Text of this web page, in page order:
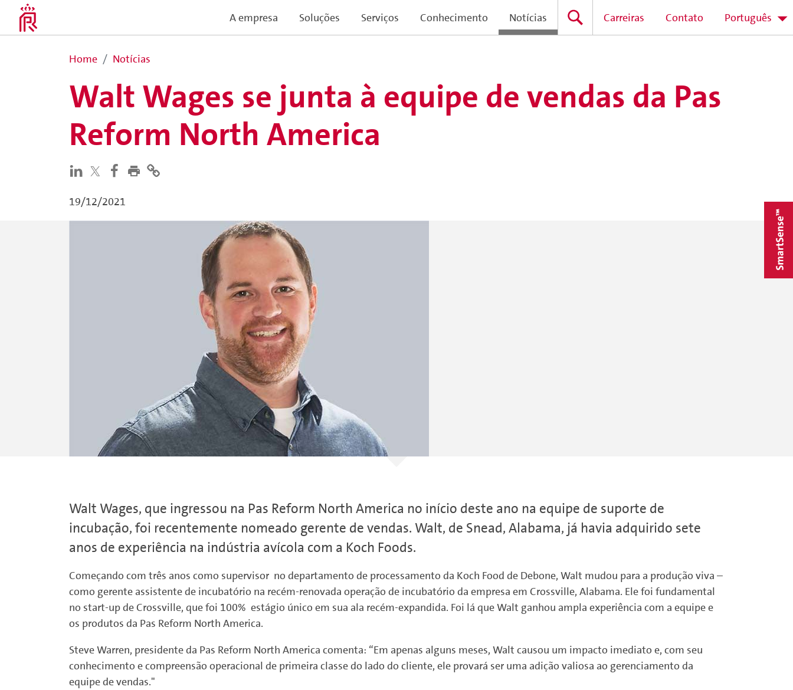
A empresa Soluções Serviços Conhecimento Notícias Carreiras Contato Português
Home Notícias
Walt Wages se junta à equipe de vendas da Pas
Reform North America
19/12/2021
Walt Wages, que ingressou na Pas Reform North America no início deste ano na equipe de suporte de
incubação, foi recentemente nomeado gerente de vendas. Walt, de Snead, Alabama, já havia adquirido sete
anos de experiência na indústria avícola com a Koch Foods.
Começando com três anos como supervisor no departamento de processamento da Koch Food de Debone, Walt mudou para a produção viva –
como gerente assistente de incubatório na recém-renovada operação de incubatório da empresa em Crossville, Alabama. Ele foi fundamental
no start-up de Crossville, que foi 100% estágio único em sua ala recém-expandida. Foi lá que Walt ganhou ampla experiência com a equipe e
os produtos da Pas Reform North America.
Steve Warren, presidente da Pas Reform North America comenta: “Em apenas alguns meses, Walt causou um impacto imediato e, com seu
conhecimento e compreensão operacional de primeira classe do lado do cliente, ele provará ser uma adição valiosa ao gerenciamento da
equipe de vendas."